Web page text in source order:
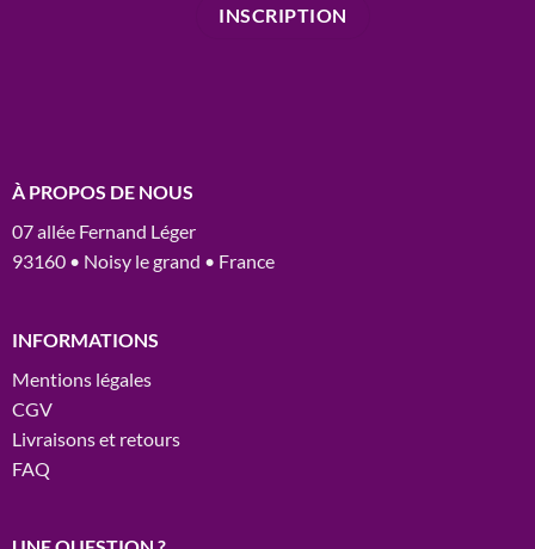
À PROPOS DE NOUS
07 allée Fernand Léger
93160 • Noisy le grand • France
INFORMATIONS
Mentions légales
CGV
Livraisons et retours
FAQ